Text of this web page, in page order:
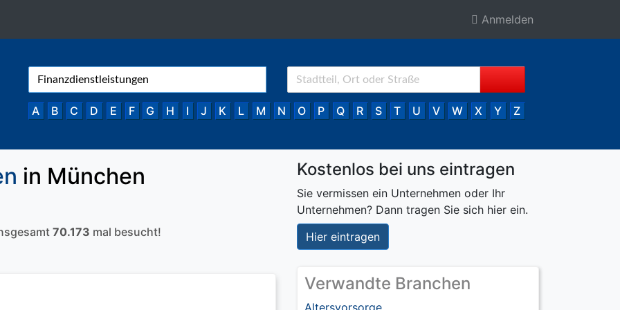
Anmelden
A B C D E F G H I J K L M N O P Q R S T U V W X Y Z
in München
70.173 mal besucht!
Kostenlos bei uns eintragen
Sie vermissen ein Unternehmen oder Ihr
Unternehmen? Dann tragen Sie sich hier ein.
Hier eintragen
Verwandte Branchen
Altersvorsorge